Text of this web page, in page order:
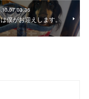
03:36
僕がお迎えします。